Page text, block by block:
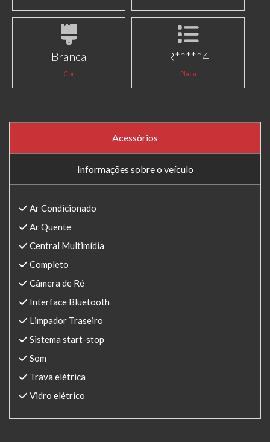
Branca
Cor
R*****4
Placa
Acessórios
Informações sobre o veículo
Ar Condicionado
Ar Quente
Central Multimídia
Completo
Câmera de Ré
Interface Bluetooth
Limpador Traseiro
Sistema start-stop
Som
Trava elétrica
Vidro elétrico